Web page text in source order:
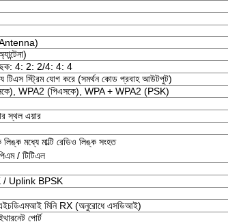
4: 2: 2/4: 4: 4
টিএস স্ট্রিম যোগ করে (সমর্থন কোড প্রবাহ আউটপুট)
WPA2 (পিএসকে), WPA + WPA2 (PSK)
স্থল এয়ার
মধ্যে মাল্টি রেডিও লিঙ্ক সংহত
/ টিটিএল
/ Uplink BPSK
মিনি RX (অনুরোধে এসডিআই)
পোর্ট